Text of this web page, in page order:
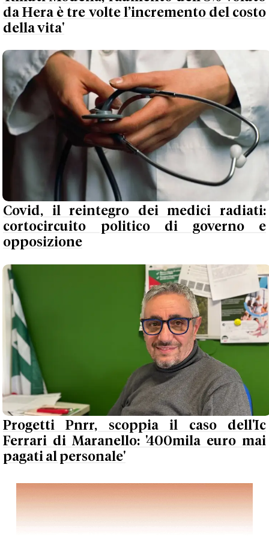
da Hera è tre volte l’incremento del costo
della vita'
Covid, il reintegro dei medici radiati:
cortocircuito politico di governo e
opposizione
Progetti Pnrr, scoppia il caso dell'Ic
Ferrari di Maranello: '400mila euro mai
pagati al personale'